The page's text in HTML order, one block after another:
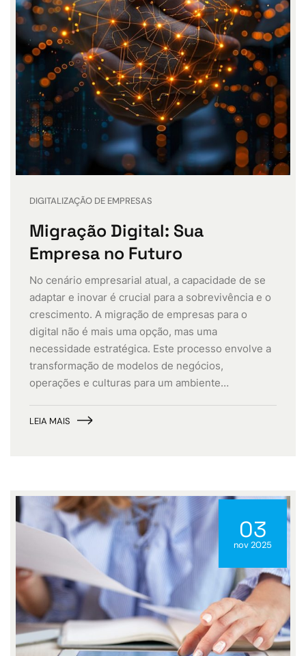
DIGITALIZAÇÃO DE EMPRESAS
Migração Digital: Sua
Empresa no Futuro
No cenário empresarial atual, a capacidade de se
adaptar e inovar é crucial para a sobrevivência e o
crescimento. A migração de empresas para o
digital não é mais uma opção, mas uma
necessidade estratégica. Este processo envolve a
transformação de modelos de negócios,
operações e culturas para um ambiente…
LEIA MAIS
03
nov 2025